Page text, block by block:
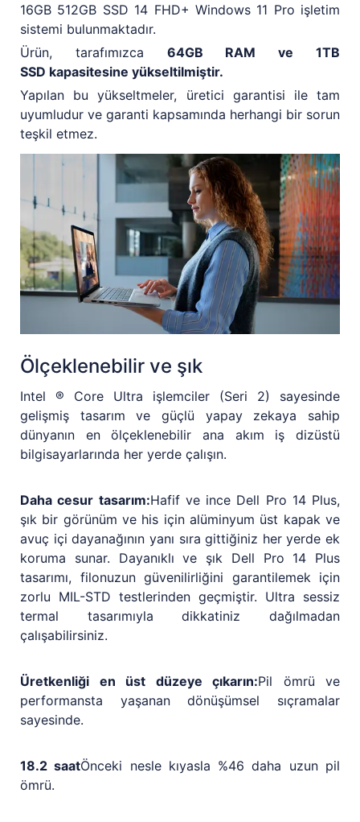
16GB 512GB SSD 14 FHD+ Windows 11 Pro işletim
sistemi bulunmaktadır.
Ürün, tarafımızca 64GB RAM ve 1TB
SSD kapasitesine yükseltilmiştir.
Yapılan bu yükseltmeler, üretici garantisi ile tam
uyumludur ve garanti kapsamında herhangi bir sorun
teşkil etmez.
Ölçeklenebilir ve şık
Intel ® Core Ultra işlemciler (Seri 2) sayesinde
gelişmiş tasarım ve güçlü yapay zekaya sahip
dünyanın en ölçeklenebilir ana akım iş dizüstü
bilgisayarlarında her yerde çalışın.
Daha cesur tasarım:Hafif ve ince Dell Pro 14 Plus,
şık bir görünüm ve his için alüminyum üst kapak ve
avuç içi dayanağının yanı sıra gittiğiniz her yerde ek
koruma sunar. Dayanıklı ve şık Dell Pro 14 Plus
tasarımı, filonuzun güvenilirliğini garantilemek için
zorlu MIL-STD testlerinden geçmiştir. Ultra sessiz
termal tasarımıyla dikkatiniz dağılmadan
çalışabilirsiniz.
Üretkenliği en üst düzeye çıkarın:Pil ömrü ve
performansta yaşanan dönüşümsel sıçramalar
sayesinde.
18.2 saatÖnceki nesle kıyasla %46 daha uzun pil
ömrü.